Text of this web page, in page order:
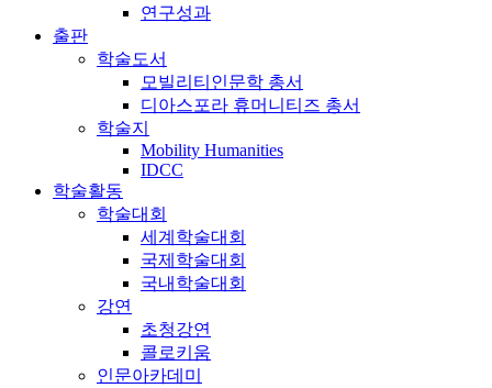
연구성과
출판
학술도서
모빌리티인문학 총서
디아스포라 휴머니티즈 총서
학술지
Mobility Humanities
IDCC
학술활동
학술대회
세계학술대회
국제학술대회
국내학술대회
강연
초청강연
콜로키움
인문아카데미